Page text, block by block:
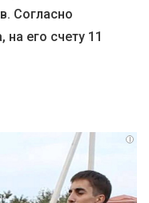
Согласно
его счету 11
i